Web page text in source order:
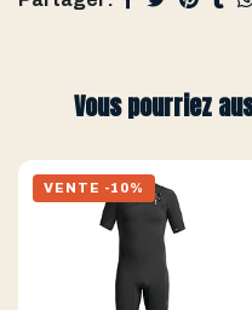
Vous pourriez
VENTE -10%